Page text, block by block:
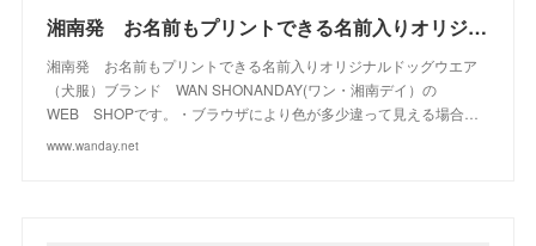
13)
(2) 湘南発 お名前もプリントできる名前入りオリジナルドッグウエアブランド WAN SHONANDAY(ワン・湘南デイ）の WEB SHOPです
湘南発 お名前もプリントできる名前入りオリジナルドッグウエア
（犬服）ブランド WAN SHONANDAY(ワン・湘南デイ）の
WEB SHOPです。・ブラウザにより色が多少違って見える場合…
www.wanday.net